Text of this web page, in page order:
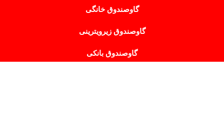
گاوصندوق خانگی
گاوصندوق زیرویترینی
گاوصندوق بانکی